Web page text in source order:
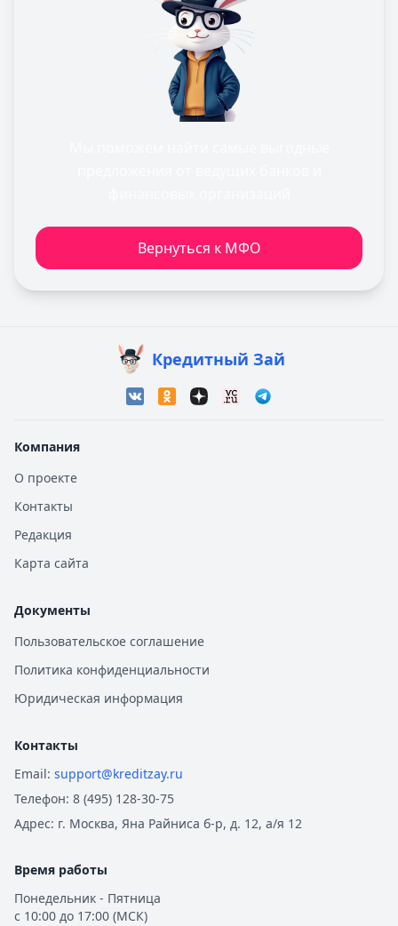
Вернуться к МФО
Кредитный Зай
Компания
О проекте
Контакты
Редакция
Карта сайта
Документы
Пользовательское соглашение
Политика конфиденциальности
Юридическая информация
Контакты
Email: support@kreditzay.ru
Телефон: 8 (495) 128-30-75
Адрес: г. Москва, Яна Райниса б-р, д. 12, а/я 12
Время работы
Понедельник - Пятница
с 10:00 до 17:00 (МСК)